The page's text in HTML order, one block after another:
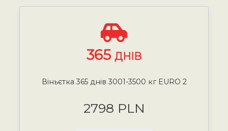
365 ДНІВ
Віньєтка 365 днів 3001-3500 кг EURO 2
2798 PLN